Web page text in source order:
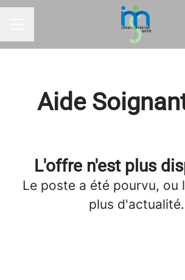
Aide
L'offre n'est plus
Le poste a été pourvu, ou
plus d'actualité.